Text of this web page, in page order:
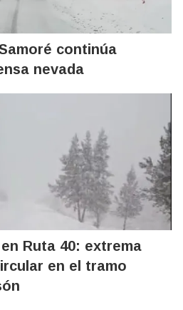
continúa
nevada
Ruta 40: extrema
en el tramo